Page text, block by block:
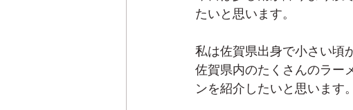
たいと思います。
私は佐賀県出身で小さい頃
佐賀県内のたくさんのラー
ンを紹介したいと思います。